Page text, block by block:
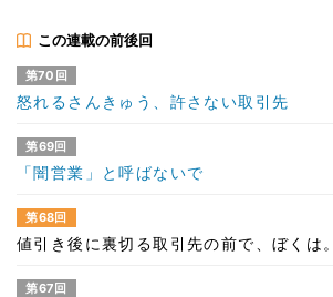
この連載の前後回
第70回
怒れるさんきゅう、許さない取引先
第69回
「闇営業」と呼ばないで
第68回
値引き後に裏切る取引先の前で、ぼくは。
第67回